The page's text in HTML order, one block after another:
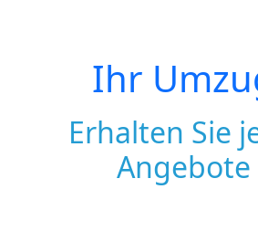
Ihr
Erhalten Sie
Angebote